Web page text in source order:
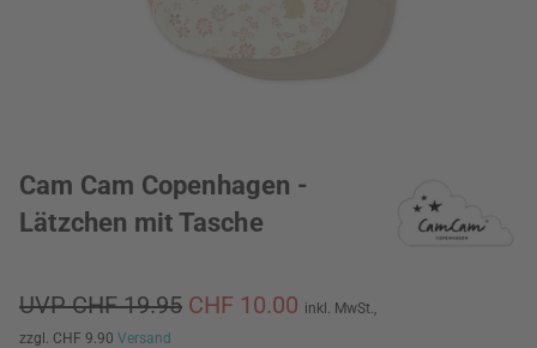
Cam Cam Copenhagen -
Lätzchen mit Tasche
UVP CHF 19.95 CHF 10.00 inkl. MwSt.,
zzgl. CHF 9.90 Versand